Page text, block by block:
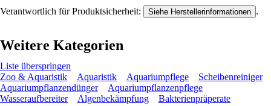
Verantwortlich für Produktsicherheit: Siehe Herstellerinformationen .
Weitere Kategorien
Liste überspringen
Zoo & Aquaristik
Aquaristik Aquariumpflege
Scheibenreiniger
Aquariumpflanzendünger
Aquariumpflanzenpflege
Wasseraufbereiter
Algenbekämpfung
Bakterienpräperate